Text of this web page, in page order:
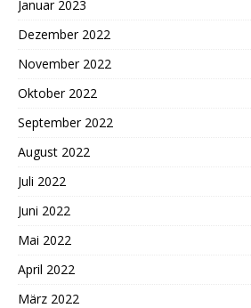
Januar 2023
Dezember 2022
November 2022
Oktober 2022
September 2022
August 2022
Juli 2022
Juni 2022
Mai 2022
April 2022
März 2022